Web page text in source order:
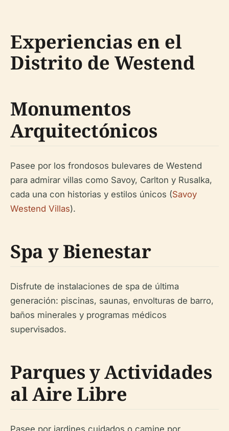
Experiencias en el
Distrito de Westend
Monumentos
Arquitectónicos
Pasee por los frondosos bulevares de Westend
para admirar villas como Savoy, Carlton y Rusalka,
cada una con historias y estilos únicos (Savoy
Westend Villas).
Spa y Bienestar
Disfrute de instalaciones de spa de última
generación: piscinas, saunas, envolturas de barro,
baños minerales y programas médicos
supervisados.
Parques y Actividades
al Aire Libre
Pasee por jardines cuidados o camine por